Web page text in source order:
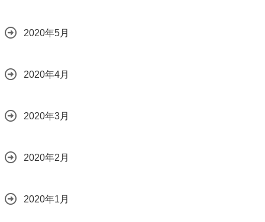
2020年5月
2020年4月
2020年3月
2020年2月
2020年1月